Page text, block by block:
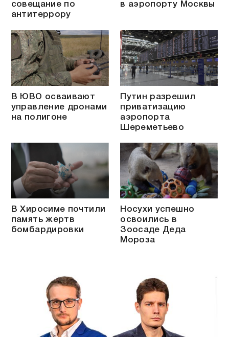
совещание по
антитеррору
в аэропорту Москвы
В ЮВО осваивают
управление дронами
на полигоне
Путин разрешил
приватизацию
аэропорта
Шереметьево
В Хиросиме почтили
память жертв
бомбардировки
Носухи успешно
освоились в
Зоосаде Деда
Мороза